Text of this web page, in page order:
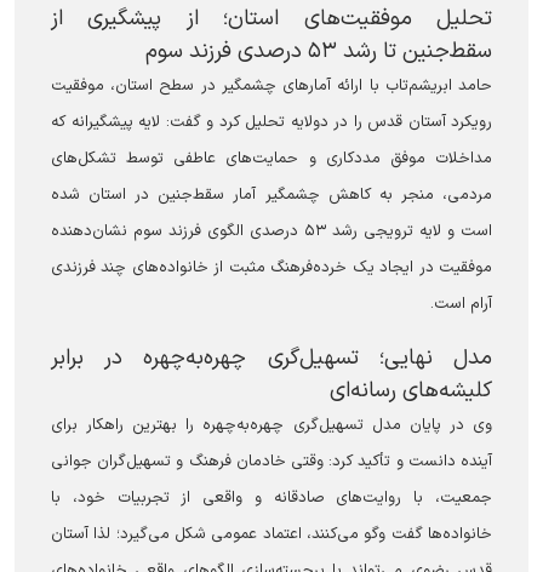
تحلیل موفقیت‌های استان؛ از پیشگیری از
سقط‌جنین تا رشد ۵۳ درصدی فرزند سوم
حامد ابریشم‌تاب با ارائه آمارهای چشمگیر در سطح استان، موفقیت
رویکرد آستان قدس را در دولایه تحلیل کرد و گفت: لایه پیشگیرانه که
مداخلات موفق مددکاری و حمایت‌های عاطفی توسط تشکل‌های
مردمی، منجر به کاهش چشمگیر آمار سقط‌جنین در استان شده
است و لایه ترویجی رشد ۵۳ درصدی الگوی فرزند سوم نشان‌دهنده
موفقیت در ایجاد یک خرده‌فرهنگ مثبت از خانواده‌های چند فرزندی
آرام است.
مدل نهایی؛ تسهیل‌گری چهره‌به‌چهره در برابر
کلیشه‌های رسانه‌ای
وی در پایان مدل تسهیل‌گری چهره‌به‌چهره را بهترین راهکار برای
آینده دانست و تأکید کرد: وقتی خادمان فرهنگ و تسهیل‌گران جوانی
جمعیت، با روایت‌های صادقانه و واقعی از تجربیات خود، با
خانواده‌ها گفت وگو می‌کنند، اعتماد عمومی شکل می‌گیرد؛ لذا آستان